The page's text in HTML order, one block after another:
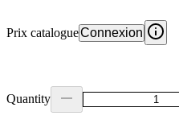
Prix catalogueConnexion
Quantity